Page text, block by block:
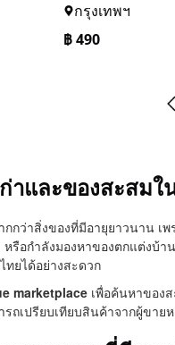
กรุงเทพฯ
฿ 490
าและของสะสมใ
กกว่าสิ่งของที่มีอายุยาวนาน
รือกำลังมองหาของตกแต่งบ้
ทยได้อย่างสะดวก
marketplaceเพื่อค้นหาของส
เปรียบเทียบสินค้าจากผู้ขาย